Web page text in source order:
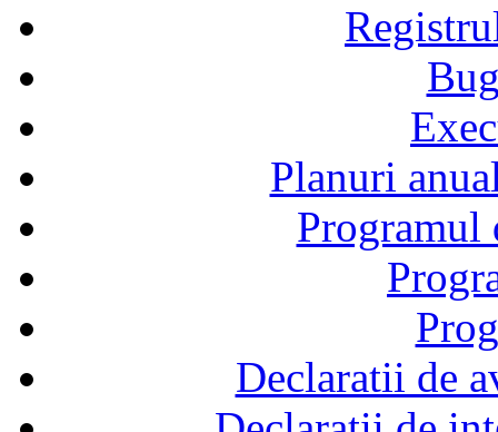
Planuri
Declaratii de